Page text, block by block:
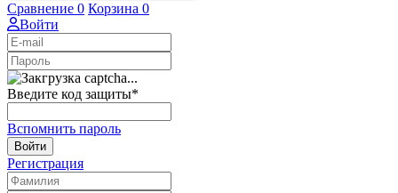
Сравнение 0 Корзина 0
Войти
Введите код защиты*
Вспомнить пароль
Войти
Регистрация